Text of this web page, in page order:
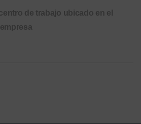
de trabajo ubicado en el